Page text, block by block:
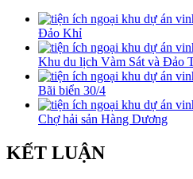
Đảo Khỉ
Khu du lịch Vàm Sát và Đảo
Bãi biển 30/4
Chợ hải sản Hàng Dương
KẾT LUẬN